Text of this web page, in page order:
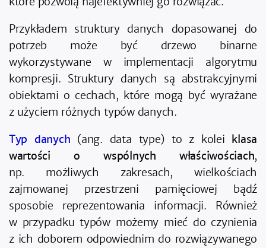
Przykładem struktury danych dopasowanej do
potrzeb może być drzewo binarne
wykorzystywane w implementacji algorytmu
kompresji. Struktury danych są abstrakcyjnymi
obiektami o cechach, które mogą być wyrażane
z użyciem różnych typów danych.
Typ danych (ang. data type) to z kolei
klasa
wartości o wspólnych właściwościach,
np. możliwych zakresach, wielkościach
zajmowanej przestrzeni pamięciowej bądź
sposobie reprezentowania informacji. Również
w przypadku typów możemy mieć do czynienia
z ich doborem odpowiednim do rozwiązywanego